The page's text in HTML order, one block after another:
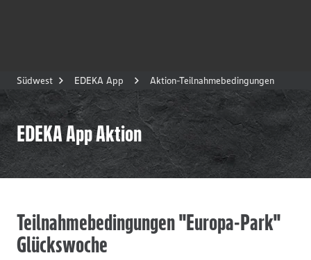
Südwest EDEKA App Aktion-Teilnahmebedingungen
EDEKA App Aktion
Teilnahmebedingungen "Europa-Park"
Glückswoche